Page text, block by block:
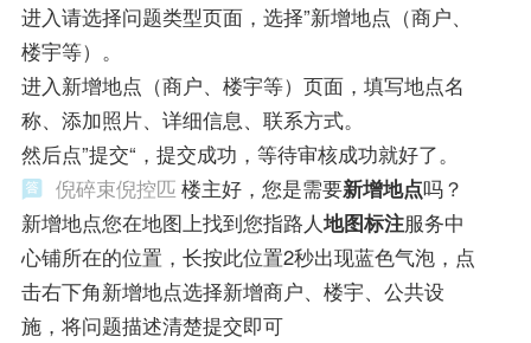
进入请选择问题类型页面，选择”新增地点（商户、
楼宇等）。
进入新增地点（商户、楼宇等）页面，填写地点名
称、添加照片、详细信息、联系方式。
然后点”提交“，提交成功，等待审核成功就好了。
倪碎束倪控匹 楼主好，您是需要新增地点吗？
新增地点您在地图上找到您指路人地图标注服务中
心铺所在的位置，长按此位置2秒出现蓝色气泡，点
击右下角新增地点选择新增商户、楼宇、公共设
施，将问题描述清楚提交即可